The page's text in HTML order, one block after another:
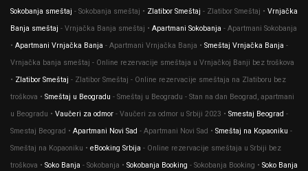
Sokobanja smeštaj - Sokobanja smeštaj • Zlatibor Smeštaj - Zlatibor Smeštaj • Vrnjačka
Banja smeštaj - Vrnjačka Banja smeštaj • Apartmani Sokobanja - Apartmani Sokobanja
• Apartmani Vrnjačka Banja - Apartmani Vrnjačka Banja • Smeštaj Vrnjačka Banja -
Vrnjačka banja smeštaj - Online rezervacije smeštaja u Vrnjačkoj Banji bez troškova
• Zlatibor Smeštaj - Zlatibor Smeštaj - Online rezervacije smeštaja na Zlatiboru bez
troškova • Smeštaj u Beogradu - Smeštaj u Beogradu - Stan na dan Beograd, apartmani
u Beogradu • Vaučeri za odmor - Vaučeri za odmor u Srbiji 2023 • Smestaj Beograd -
Smestaj Beograd • Apartmani Novi Sad - Apartmani Novi Sad • Smeštaj na Kopaoniku -
Smeštaj na Kopaoniku • eBooking Srbija - Оnline rezervacije smeštaja u Srbiji bez
troškova • Soko Banja - Sokobanja • Sokobanja Booking - Sokobanja Booking • Soko Banja